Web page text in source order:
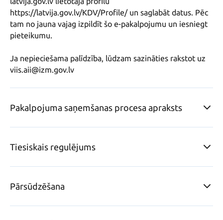
https://latvija.gov.lv/KDV/Profile/ un saglabāt datus. Pēc
tam no jauna vajag izpildīt šo e-pakalpojumu un iesniegt
pieteikumu.
Ja nepieciešama palīdzība, lūdzam sazināties rakstot uz
viis.aii@izm.gov.lv
Pakalpojuma saņemšanas procesa apraksts
Tiesiskais regulējums
Pārsūdzēšana